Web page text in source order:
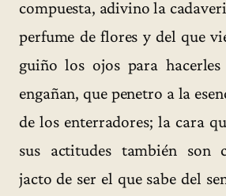
compuesta, adivino la
perfume de flores y del que
guiño los ojos para
engañan, que penetro a la
de los enterradores; la cara
sus actitudes también son
jacto de ser el que sabe del